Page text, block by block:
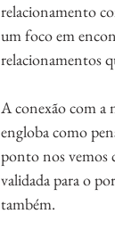
relacionamento
um foco em
relacionamentos
A conexão com a
engloba como
ponto nos vemos
validada para o
também.